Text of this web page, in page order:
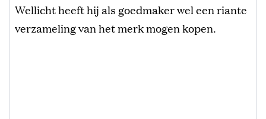
Wellicht heeft hij als goedmaker wel een riante
verzameling van het merk mogen kopen.